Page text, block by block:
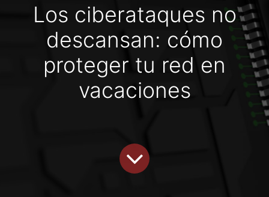
Los ciberataques no
descansan: cómo
proteger tu red en
vacaciones